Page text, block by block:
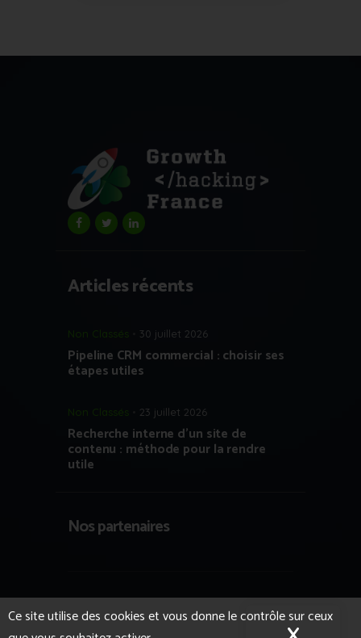
Ce site utilise des cookies et vous donne le contrôle sur ceux
Articles récents
Non Classés 30 juillet 2026
Pipeline CRM commercial : choisir ses
étapes utiles
Non Classés 23 juillet 2026
Recherche interne d’un site de
contenu : méthode pour la rendre
utile
Nos partenaires
Copyright © 2023 Growth Hacking France
- Tous droits réservés.Formation IA et